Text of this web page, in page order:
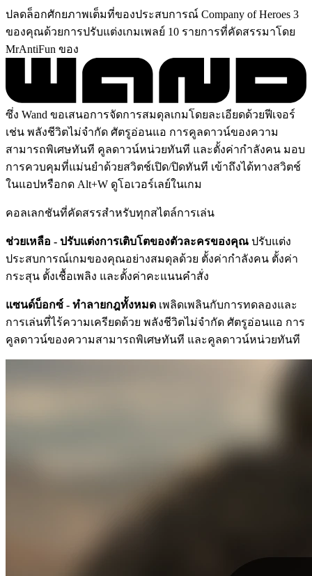
ปลดล็อกศักยภาพเต็มที่ของประสบการณ์ Company of Heroes 3
ของคุณด้วยการปรับแต่งเกมเพลย์ 10 รายการที่คัดสรรมาโดย
MrAntiFun ของ
ซึ่ง Wand ขอเสนอการจัดการสมดุลเกมโดยละเอียดด้วยฟีเจอร์
เช่น พลังชีวิตไม่จำกัด ศัตรูอ่อนแอ การคูลดาวน์ของความ
สามารถพิเศษทันที คูลดาวน์หน่วยทันที และตั้งค่ากำลังคน มอบ
การควบคุมที่แม่นยำด้วยสวิตช์เปิด/ปิดทันที เข้าถึงได้ทางสวิตช์
ในแอปหรือกด Alt+W ดูโอเวอร์เลย์ในเกม
คอลเลกชันที่คัดสรรสำหรับทุกสไตล์การเล่น
ช่วยเหลือ - ปรับแต่งการเติบโตของตัวละครของคุณ ปรับแต่ง
ประสบการณ์เกมของคุณอย่างสมดุลด้วย ตั้งค่ากำลังคน ตั้งค่า
กระสุน ตั้งเชื้อเพลิง และตั้งค่าคะแนนคำสั่ง
แซนด์บ็อกซ์ - ทำลายกฎทั้งหมด เพลิดเพลินกับการทดลองและ
การเล่นที่ไร้ความเครียดด้วย พลังชีวิตไม่จำกัด ศัตรูอ่อนแอ การ
คูลดาวน์ของความสามารถพิเศษทันที และคูลดาวน์หน่วยทันที